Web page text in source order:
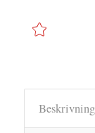
Beskrivning